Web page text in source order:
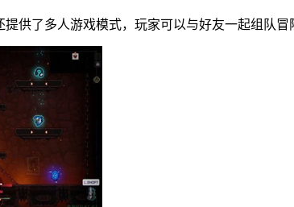
供了多人游戏模式，玩家可以与好友一起组队冒